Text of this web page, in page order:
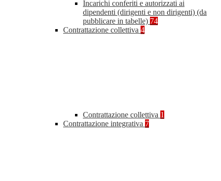
Incarichi conferiti e autorizzati ai
dipendenti (dirigenti e non dirigenti) (da
pubblicare in tabelle) 74
Contrattazione collettiva 4
Contrattazione collettiva 1
Contrattazione integrativa 7